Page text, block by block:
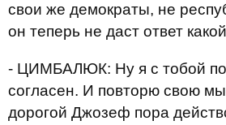
свои же демократы, не
он теперь не даст ответ
- ЦИМБАЛЮК: Ну я с тобой
согласен. И повторю свою
дорогой Джозеф пора